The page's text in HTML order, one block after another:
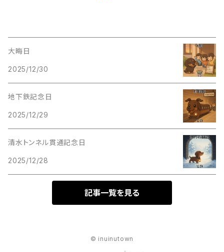
大晦日
2025/12/30
地下鉄記念日
2025/12/29
清水トンネル貫通記念日
2025/12/28
記事一覧を見る
© inuinutown